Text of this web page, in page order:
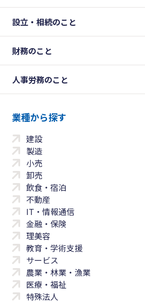
設立・相続のこと
財務のこと
人事労務のこと
業種から探す
建設
製造
小売
卸売
飲食・宿泊
不動産
IT・情報通信
金融・保険
理美容
教育・学術支援
サービス
農業・林業・漁業
医療・福祉
特殊法人